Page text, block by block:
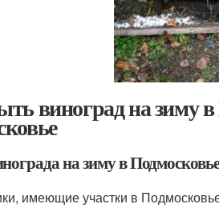
виноград на зиму
на зиму в
имеющие участки в